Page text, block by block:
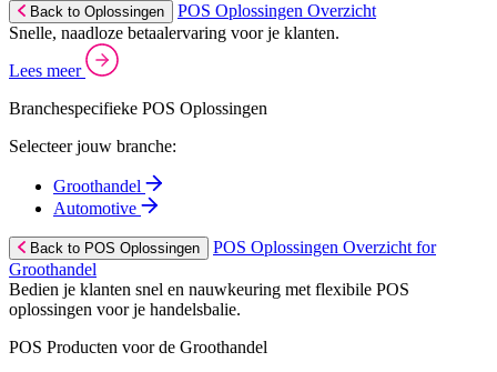
Back to Oplossingen
POS Oplossingen Overzicht
Snelle, naadloze betaalervaring voor je klanten.
Lees meer
Branchespecifieke POS Oplossingen
Selecteer jouw branche:
Groothandel
Automotive
Back to POS Oplossingen
POS Oplossingen Overzicht for
Groothandel
Bedien je klanten snel en nauwkeuring met flexibile POS
oplossingen voor je handelsbalie.
POS Producten voor de Groothandel